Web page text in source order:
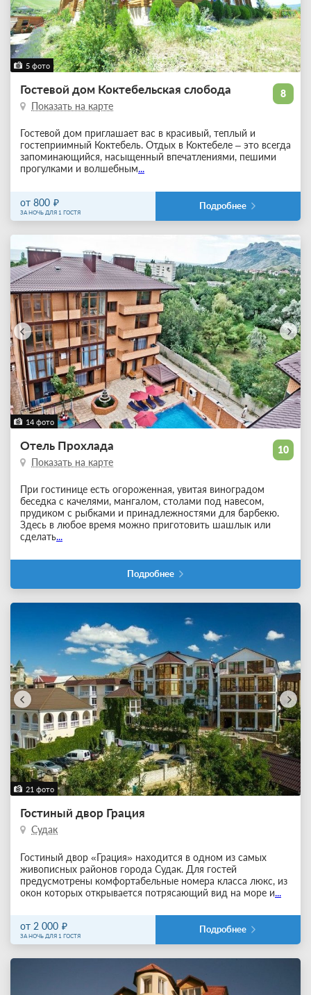
5 фото
8
Гостевой дом Коктебельская слобода
Показать на карте
Гостевой дом приглашает вас в красивый, теплый и
гостеприимный Коктебель. Отдых в Коктебеле – это всегда
запоминающийся, насыщенный впечатлениями, пешими
прогулками и волшебным...
от 800
ЗА НОЧЬ ДЛЯ 1 ГОСТЯ
Подробнее
14 фото
10
Отель Прохлада
Показать на карте
При гостинице есть огороженная, увитая виноградом
беседка с качелями, мангалом, столами под навесом,
прудиком с рыбками и принадлежностями для барбекю.
Здесь в любое время можно приготовить шашлык или
сделать...
Подробнее
21 фото
Гостиный двор Грация
Судак
Гостиный двор «Грация» находится в одном из самых
живописных районов города Судак. Для гостей
предусмотрены комфортабельные номера класса люкс, из
окон которых открывается потрясающий вид на море и...
от 2 000
ЗА НОЧЬ ДЛЯ 1 ГОСТЯ
Подробнее